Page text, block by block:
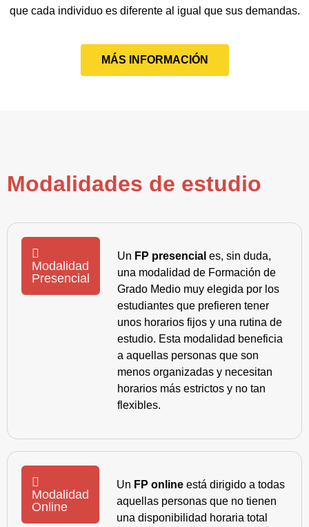
que cada individuo es diferente al igual que sus demandas.
MÁS INFORMACIÓN
Modalidades de estudio
Modalidad
Presencial
Un FP presencial es, sin duda,
una modalidad de Formación de
Grado Medio muy elegida por los
estudiantes que prefieren tener
unos horarios fijos y una rutina de
estudio. Esta modalidad beneficia
a aquellas personas que son
menos organizadas y necesitan
horarios más estrictos y no tan
flexibles.
Modalidad
Online
Un FP online está dirigido a todas
aquellas personas que no tienen
una disponibilidad horaria total